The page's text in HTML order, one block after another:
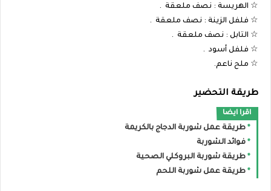
☆ الهريسة : نصف ملعقة .
☆ فلفل الزينة : نصف ملعقة .
☆ التابل : نصف ملعقة .
☆ فلفل أسود .
☆ ملح ناعم.
طريقة التحضير
اقرا ايضا
طريقة عمل شوربة الدجاج بالكريمة
فوائد الشوربة
طريقة شوربة البروكلي الصحية
طريقة عمل شوربة اللحم